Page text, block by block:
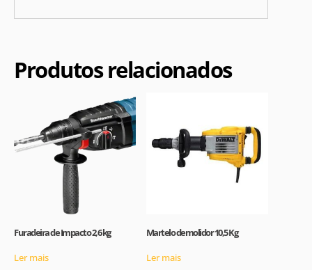
Produtos relacionados
Furadeira de Impacto 2,6 kg
Ler mais
Martelo demolidor 10,5 Kg
Ler mais